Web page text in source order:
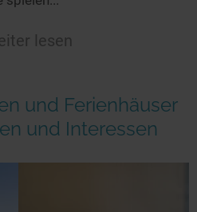
lesen
und Ferienhäuser
und Interessen